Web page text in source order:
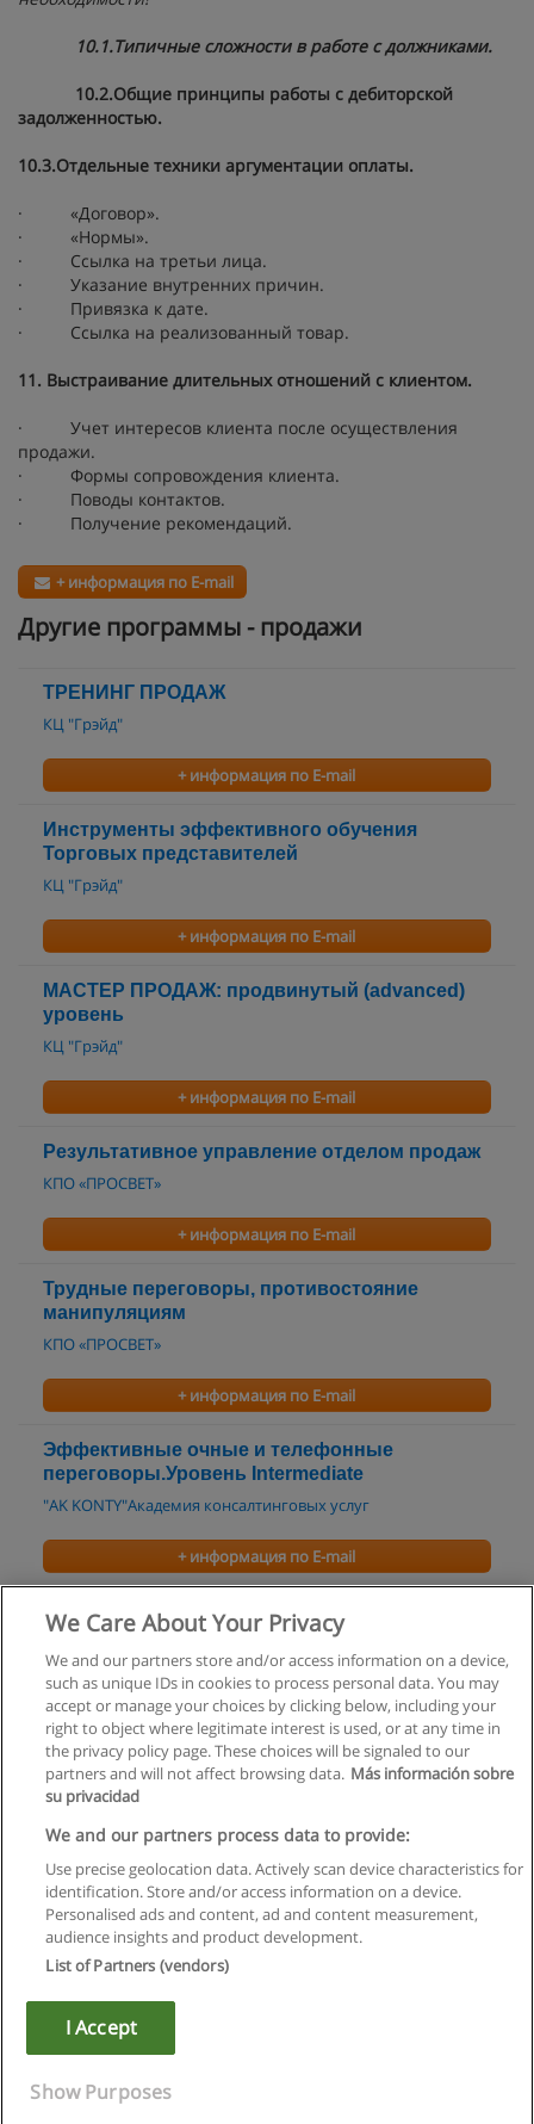
10.1.Типичные сложности в работе с должниками.
10.2.Общие принципы работы с дебиторской
задолженностью.
10.3.Отдельные техники аргументации оплаты.
· «Договор».
· «Нормы».
· Ссылка на третьи лица.
· Указание внутренних причин.
· Привязка к дате.
· Ссылка на реализованный товар.
11. Выстраивание длительных отношений с клиентом.
· Учет интересов клиента после осуществления
продажи.
· Формы сопровождения клиента.
· Поводы контактов.
· Получение рекомендаций.
+ информация по E-mail
Другие программы - продажи
ТРЕНИНГ ПРОДАЖ
КЦ "Грэйд"
+ информация по E-mail
Инструменты эффективного обучения
Торговых представителей
КЦ "Грэйд"
+ информация по E-mail
МАСТЕР ПРОДАЖ: продвинутый (advanced)
уровень
КЦ "Грэйд"
+ информация по E-mail
Результативное управление отделом продаж
КПО «ПРОСВЕТ»
+ информация по E-mail
Трудные переговоры, противостояние
манипуляциям
КПО «ПРОСВЕТ»
+ информация по E-mail
Эффективные очные и телефонные
переговоры.Уровень Intermediate
"AK KONTY"Академия консалтинговых услуг
+ информация по E-mail
Телефонные продажи
"AK KONTY"Академия консалтинговых услуг
+ информация по E-mail
Правила пользования
Конфиденциальность информации
Напишите Educaedu
Copyright © Educaedu Business S.L. - CIF : B-95610580: -
We Care About Your Privacy
We and our partners store and/or access information on a device,
such as unique IDs in cookies to process personal data. You may
accept or manage your choices by clicking below, including your
right to object where legitimate interest is used, or at any time in
the privacy policy page. These choices will be signaled to our
partners and will not affect browsing data. Más información sobre
su privacidad
We and our partners process data to provide:
Use precise geolocation data. Actively scan device characteristics for
identification. Store and/or access information on a device.
Personalised ads and content, ad and content measurement,
audience insights and product development.
List of Partners (vendors)
I Accept
Show Purposes